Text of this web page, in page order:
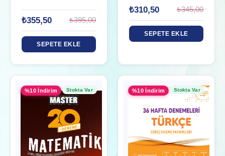
₺355,50 ₺395,00
SEPETE EKLE
₺310,50 ₺345,00
SEPETE EKLE
%10 İndirim Stokta Var %10 İndirim Stokta Var